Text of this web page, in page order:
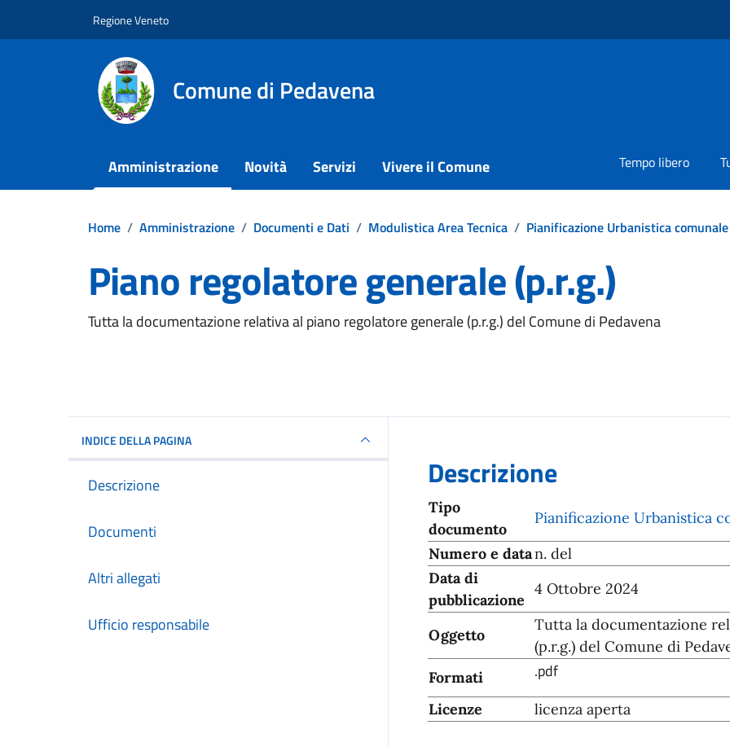
Regione Veneto
Comune di Pedavena
Amministrazione Novità Servizi Vivere il Comune Tempo libero
Home / Amministrazione / Documenti e Dati / Modulistica Area Tecnica / Pianificazione Urbanistica comunale
Piano regolatore generale (p.r.g.)
Dettagli del documento
Tutta la documentazione relativa al piano regolatore generale (p.r.g.) del Comune di Pedavena
INDICE DELLA PAGINA
Descrizione
Documenti
Altri allegati
Ufficio responsabile
Descrizione
Tipo
documento
Pianificazione Urbanistica
Numero e datan. del
Data di
pubblicazione
4 Ottobre 2024
Oggetto
Tutta la documentazione
(p.r.g.) del Comune di
Formati
.pdf
Licenze licenza aperta